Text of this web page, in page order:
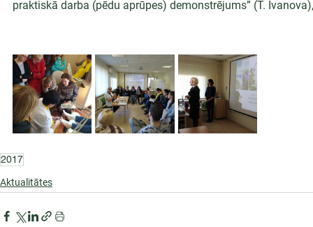
praktiskā darba (pēdu aprūpes) demonstrējums” (T.
2017
Aktualitātes